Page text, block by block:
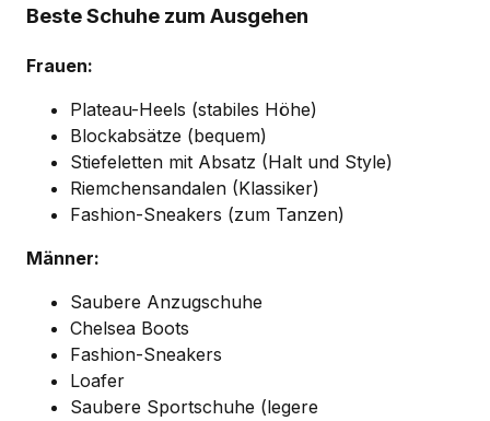
Beste Schuhe zum Ausgehen
Frauen:
Plateau-Heels (stabiles Höhe)
Blockabsätze (bequem)
Stiefeletten mit Absatz (Halt und Style)
Riemchensandalen (Klassiker)
Fashion-Sneakers (zum Tanzen)
Männer:
Saubere Anzugschuhe
Chelsea Boots
Fashion-Sneakers
Loafer
Saubere Sportschuhe (legere